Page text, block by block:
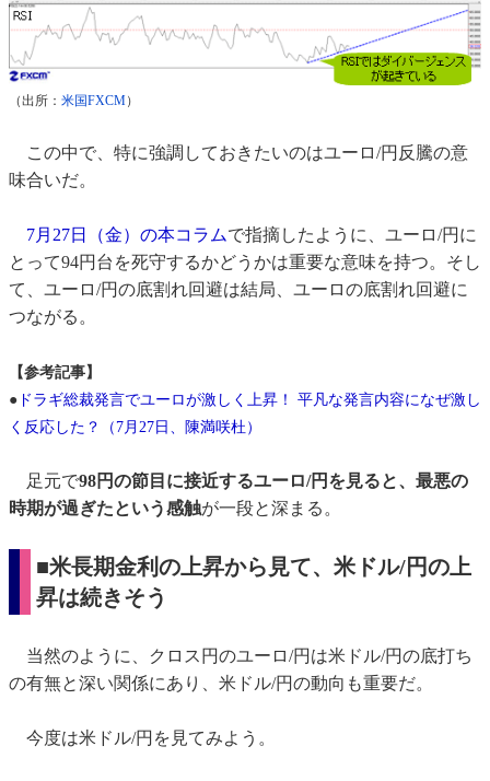
（出所： 米国FXCM）
この中で、特に強調しておきたいのはユーロ/円反騰の意
味合いだ。
7月27日（金）の本コラムで指摘したように、ユーロ/円に
とって94円台を死守するかどうかは重要な意味を持つ。そし
て、ユーロ/円の底割れ回避は結局、ユーロの底割れ回避に
つながる。
【参考記事】
● ドラギ総裁発言でユーロが激しく上昇！ 平凡な発言内容になぜ激し
く反応した？（7月27日、陳満咲杜）
足元で98円の節目に接近するユーロ/円を見ると、最悪の
時期が過ぎたという感触が一段と深まる。
■米長期金利の上昇から見て、米ドル/円の上
昇は続きそう
当然のように、クロス円のユーロ/円は米ドル/円の底打ち
の有無と深い関係にあり、米ドル/円の動向も重要だ。
今度は米ドル/円を見てみよう。